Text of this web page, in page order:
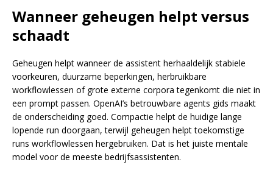
Wanneer geheugen helpt versus
schaadt
Geheugen helpt wanneer de assistent herhaaldelijk stabiele
voorkeuren, duurzame beperkingen, herbruikbare
workflowlessen of grote externe corpora tegenkomt die niet in
een prompt passen. OpenAI’s betrouwbare agents gids maakt
de onderscheiding goed. Compactie helpt de huidige lange
lopende run doorgaan, terwijl geheugen helpt toekomstige
runs workflowlessen hergebruiken. Dat is het juiste mentale
model voor de meeste bedrijfsassistenten.